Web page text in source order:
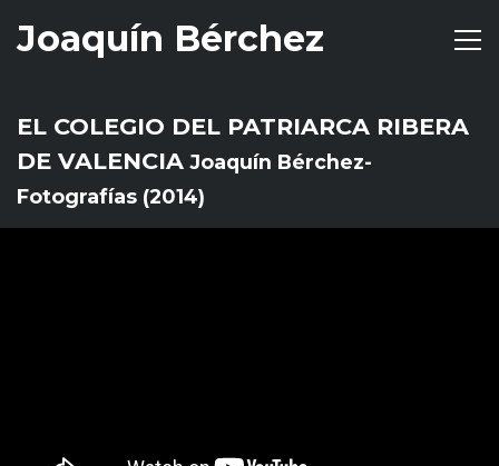
Joaquín Bérchez
EL COLEGIO DEL PATRIARCA RIBERA
DE VALENCIAJoaquín Bérchez-
Fotografías (2014)